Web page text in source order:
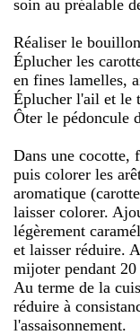
soin au préalable
Réaliser le
Éplucher les
en fines lamelles,
Éplucher l'ail et le
Ôter le pédoncule
Dans une cocotte,
puis colorer les
aromatique
laisser colorer.
légèrement
et laisser réduire.
mijoter pendant
Au terme de la
réduire à
l'assaisonnement.